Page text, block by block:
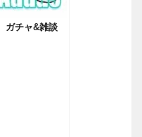
ガチャ&雑談